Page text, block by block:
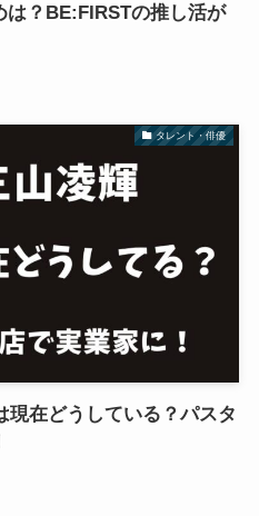
は？BE:FIRSTの推し活が
タレント・俳優
現在どうしている？パスタ